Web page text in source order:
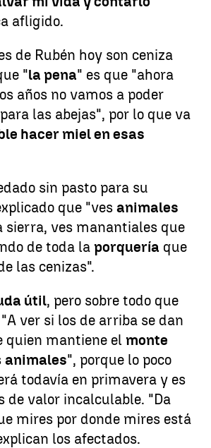
afligido.
de Rubén hoy son ceniza
"la pena" es que "ahora
años no vamos a poder
las abejas", por lo que va
hacer miel en esas
sin pasto para su
que "ves animales
sierra, ves manantiales que
de toda la porquería que
las cenizas".
útil, pero sobre todo que
ver si los de arriba se dan
quien mantiene el monte
animales", porque lo poco
todavía en primavera y es
de valor incalculable. "Da
mires por donde mires está
los afectados.